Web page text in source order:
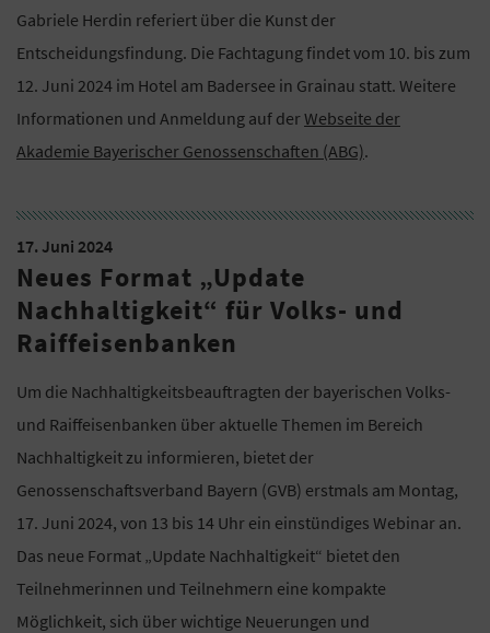
Gabriele Herdin referiert über die Kunst der
Entscheidungsfindung. Die Fachtagung findet vom 10. bis zum
12. Juni 2024 im Hotel am Badersee in Grainau statt. Weitere
Informationen und Anmeldung auf derWebseite der
Akademie Bayerischer Genossenschaften (ABG).
17. Juni 2024
Neues Format „Update
Nachhaltigkeit“ für Volks- und
Raiffeisenbanken
Um die Nachhaltigkeitsbeauftragten der bayerischen Volks-
und Raiffeisenbanken über aktuelle Themen im Bereich
Nachhaltigkeit zu informieren, bietet der
Genossenschaftsverband Bayern (GVB) erstmals am Montag,
17. Juni 2024, von 13 bis 14 Uhr ein einstündiges Webinar an.
Das neue Format „Update Nachhaltigkeit“ bietet den
Teilnehmerinnen und Teilnehmern eine kompakte
Möglichkeit, sich über wichtige Neuerungen und